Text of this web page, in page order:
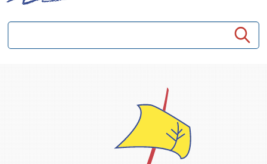
Appels d'offres du secteur culturel
Plan de Développement Global
Bulletin Le FrancoTNL